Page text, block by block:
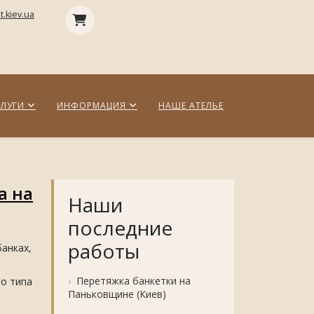
ИНФОРМАЦИЯ НАШЕ АТЕЛЬЕ
на
типа
Наши
последние
работы
Перетяжка банкетки на
Паньковщине (Киев)